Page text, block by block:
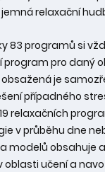
relaxační
83 programů si
program pro daný
je
případného
relaxačních
v průběhu dne
modelů obsahuje
oblasti učení a